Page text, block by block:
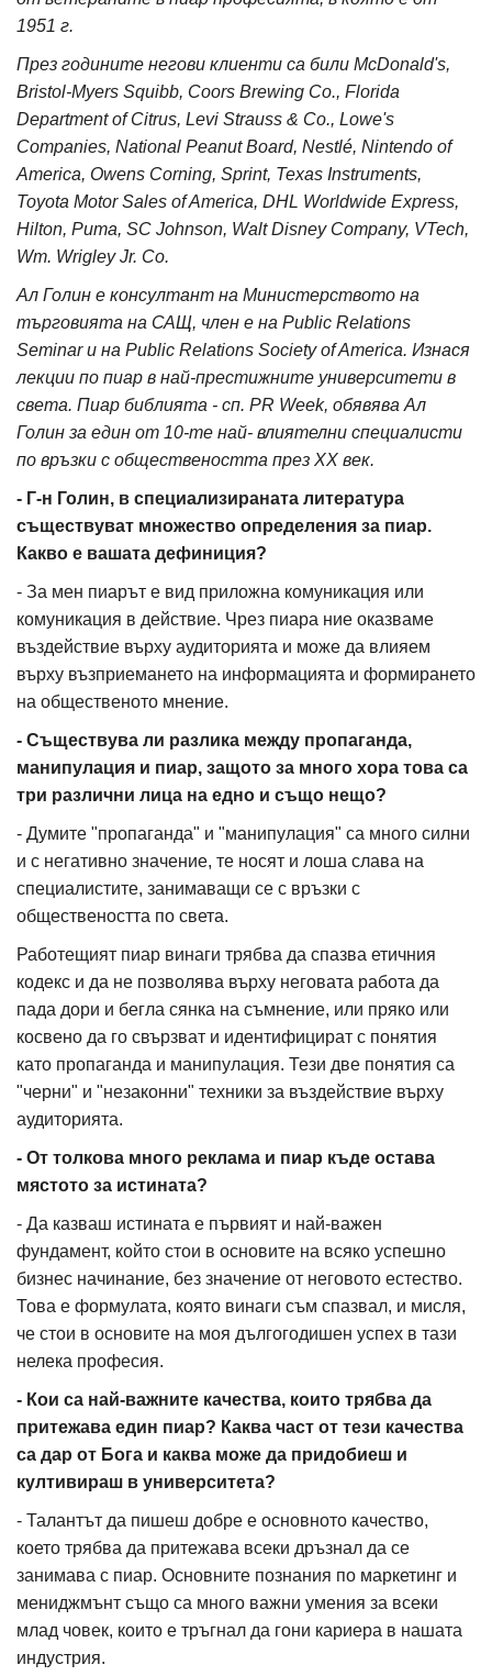
1951 г.
През годините негови клиенти са били McDonald's,
Bristol-Myers Squibb, Coors Brewing Co., Florida
Department of Citrus, Levi Strauss & Co., Lowe's
Companies, National Peanut Board, Nestlé, Nintendo of
America, Owens Corning, Sprint, Texas Instruments,
Toyota Motor Sales of America, DHL Worldwide Express,
Hilton, Puma, SC Johnson, Walt Disney Company, VTech,
Wm. Wrigley Jr. Co.
Ал Голин е консултант на Министерството на
търговията на САЩ, член е на Public Relations
Seminar и на Public Relations Society of America. Изнася
лекции по пиар в най-престижните университети в
света. Пиар библията - сп. PR Week, обявява Ал
Голин за един от 10-те най- влиятелни специалисти
по връзки с обществеността през XX век.
- Г-н Голин, в специализираната литература
съществуват множество определения за пиар.
Какво е вашата дефиниция?
- За мен пиарът е вид приложна комуникация или
комуникация в действие. Чрез пиара ние оказваме
въздействие върху аудиторията и може да влияем
върху възприемането на информацията и формирането
на общественото мнение.
- Съществува ли разлика между пропаганда,
манипулация и пиар, защото за много хора това са
три различни лица на едно и също нещо?
- Думите "пропаганда" и "манипулация" са много силни
и с негативно значение, те носят и лоша слава на
специалистите, занимаващи се с връзки с
обществеността по света.
Работещият пиар винаги трябва да спазва етичния
кодекс и да не позволява върху неговата работа да
пада дори и бегла сянка на съмнение, или пряко или
косвено да го свързват и идентифицират с понятия
като пропаганда и манипулация. Тези две понятия са
"черни" и "незаконни" техники за въздействие върху
аудиторията.
- От толкова много реклама и пиар къде остава
мястото за истината?
- Да казваш истината е първият и най-важен
фундамент, който стои в основите на всяко успешно
бизнес начинание, без значение от неговото естество.
Това е формулата, която винаги съм спазвал, и мисля,
че стои в основите на моя дългогодишен успех в тази
нелека професия.
- Кои са най-важните качества, които трябва да
притежава един пиар? Каква част от тези качества
са дар от Бога и каква може да придобиеш и
култивираш в университета?
- Талантът да пишеш добре е основното качество,
което трябва да притежава всеки дръзнал да се
занимава с пиар. Основните познания по маркетинг и
мениджмънт също са много важни умения за всеки
млад човек, които е тръгнал да гони кариера в нашата
индустрия.